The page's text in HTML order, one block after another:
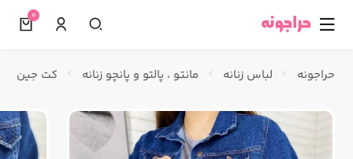
☰
0
حراجونه لباس زنانه مانتو ، پالتو و پانچو زنانه کت جین